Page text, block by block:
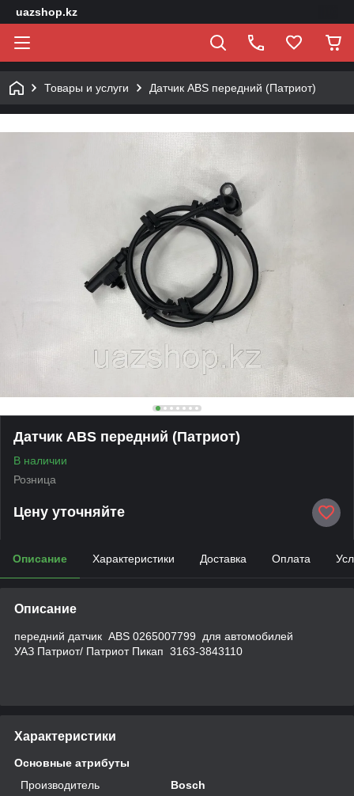
uazshop.kz
Товары и услуги Датчик ABS передний (Патриот)
Датчик ABS передний (Патриот)
В наличии
Розница
Цену уточняйте
Описание Характеристики Доставка Оплата
Описание
передний датчик ABS 0265007799 для автомобилей
УАЗ Патриот/ Патриот Пикап 3163-3843110
Характеристики
Основные атрибуты
Производитель
Bosch